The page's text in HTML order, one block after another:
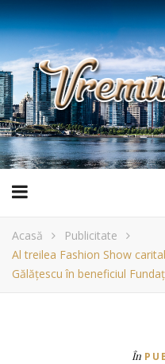
Acasă
Publicitate
Al treilea Fashion Show
Gălățescu în beneficiul
În